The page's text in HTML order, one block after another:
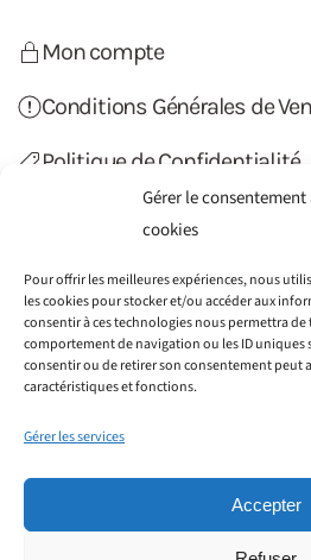
Gérer le
cookies
Pour offrir les meilleures expériences, nous
les cookies pour stocker et/ou accéder aux
consentir à ces technologies nous permettra
comportement de navigation ou les ID uniques
consentir ou de retirer son consentement peut
caractéristiques et fonctions.
Gérer les services
Accepter
Mon compte
Conditions Générales de
Politique de Confidentialité
Politique de Cookies (UE)
Contact